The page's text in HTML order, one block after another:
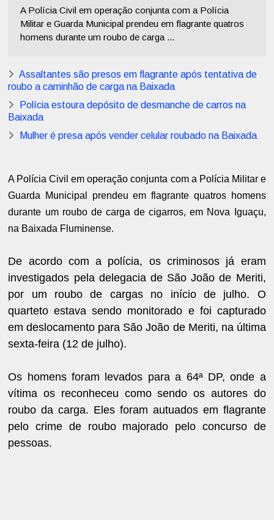
A Polícia Civil em operação conjunta com a Polícia
Militar e Guarda Municipal prendeu em flagrante quatros
homens durante um roubo de carga ...
Assaltantes são presos em flagrante após tentativa de
roubo a caminhão de carga na Baixada
Polícia estoura depósito de desmanche de carros na
Baixada
Mulher é presa após vender celular roubado na Baixada
A Polícia Civil em operação conjunta com a Polícia Militar e
Guarda Municipal prendeu em flagrante quatros homens
durante um roubo de carga de cigarros, em Nova Iguaçu,
na Baixada Fluminense.
De acordo com a polícia, os criminosos já eram
investigados pela delegacia de São João de Meriti,
por um roubo de cargas no início de julho. O
quarteto estava sendo monitorado e foi capturado
em deslocamento para São João de Meriti, na última
sexta-feira (12 de julho).
Os homens foram levados para a 64ª DP, onde a
vítima os reconheceu como sendo os autores do
roubo da carga. Eles foram autuados em flagrante
pelo crime de roubo majorado pelo concurso de
pessoas.